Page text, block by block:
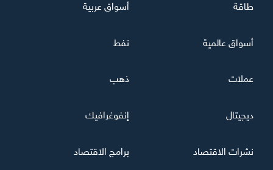
طاقة أسواق عربية
أسواق عالمية نفط
عملات ذهب
ديجيتال إنفوغرافيك
نشرات الاقتصاد برامج الاقتصاد